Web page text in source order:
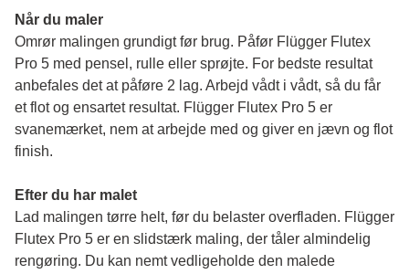
Når du maler
Omrør malingen grundigt før brug. Påfør Flügger Flutex
Pro 5 med pensel, rulle eller sprøjte. For bedste resultat
anbefales det at påføre 2 lag. Arbejd vådt i vådt, så du får
et flot og ensartet resultat. Flügger Flutex Pro 5 er
svanemærket, nem at arbejde med og giver en jævn og flot
finish.
Efter du har malet
Lad malingen tørre helt, før du belaster overfladen. Flügger
Flutex Pro 5 er en slidstærk maling, der tåler almindelig
rengøring. Du kan nemt vedligeholde den malede